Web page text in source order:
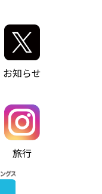
鹿管内）
スセット
お知らせ
旅行